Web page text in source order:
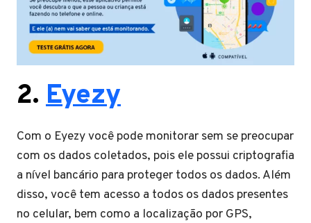
2. Eyezy
Com o Eyezy você pode monitorar sem se preocupar
com os dados coletados, pois ele possui criptografia
a nível bancário para proteger todos os dados. Além
disso, você tem acesso a todos os dados presentes
no celular, bem como a localização por GPS,